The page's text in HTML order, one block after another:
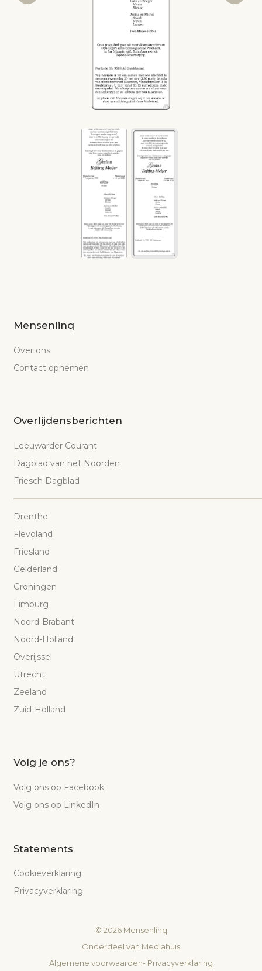
Mensenlinq
Over ons
Contact opnemen
Overlijdensberichten
Leeuwarder Courant
Dagblad van het Noorden
Friesch Dagblad
Drenthe
Flevoland
Friesland
Gelderland
Groningen
Limburg
Noord-Brabant
Noord-Holland
Overijssel
Utrecht
Zeeland
Zuid-Holland
Volg je ons?
Volg ons op Facebook
Volg ons op LinkedIn
Statements
Cookieverklaring
Privacyverklaring
© 2026Mensenlinq
Onderdeel van Mediahuis
Algemene voorwaarden- Privacyverklaring